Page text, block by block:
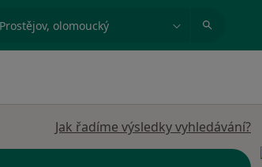
Město nebo region
Jak řadíme výsledky vyhledávání?